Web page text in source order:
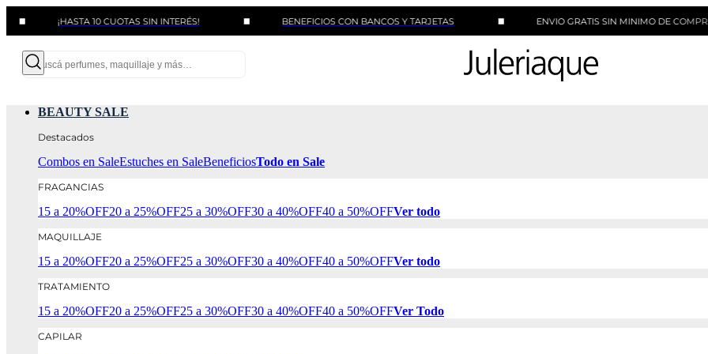
¡HASTA 10 CUOTAS SIN INTERÉS! BENEFICIOS CON BANCOS Y TARJETAS ENVIO GRATIS SIN MINIMO DE COMPRA
BEAUTY SALE
Destacados
Combos en SaleEstuches en SaleBeneficiosTodo en Sale
FRAGANCIAS
15 a 20%OFF20 a 25%OFF25 a 30%OFF30 a 40%OFF40 a 50%OFFVer todo
MAQUILLAJE
15 a 20%OFF20 a 25%OFF25 a 30%OFF30 a 40%OFF40 a 50%OFFVer todo
TRATAMIENTO
15 a 20%OFF20 a 25%OFF25 a 30%OFF30 a 40%OFF40 a 50%OFFVer Todo
CAPILAR